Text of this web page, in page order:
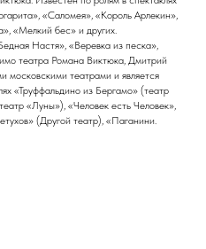
«Саломея», «Король Арлекин»,
«Мелкий бес» и других.
Настя», «Веревка из песка»,
театра Романа Виктюка, Дмитрий
московскими театрами и является
«Труффальдино из Бергамо» (театр
«Луны»), «Человек есть Человек»,
(Другой театр), «Паганини.